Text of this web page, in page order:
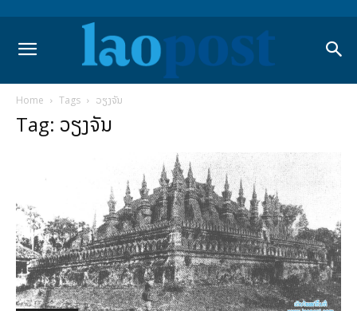
Home Tags ວຽງຈັນ
Tag: ວຽງຈັນ